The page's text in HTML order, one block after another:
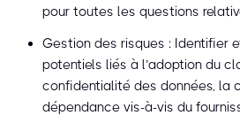
pour toutes les questions
Gestion des risques : Identifier
potentiels liés à l’adoption du
confidentialité des données, la
dépendance vis-à-vis du